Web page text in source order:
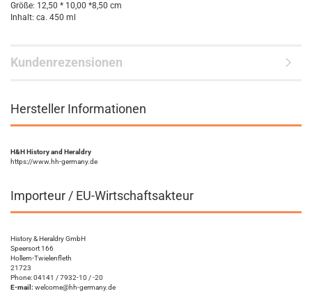
Größe: 12,50 * 10,00 *8,50 cm
Inhalt: ca. 450 ml
Kundenrezensionen
Hersteller Informationen
H&H History and Heraldry
https://www.hh-germany.de
Importeur / EU-Wirtschaftsakteur
History & Heraldry GmbH
Speersort 166
Hollern-Twielenfleth
21723
Phone: 04141 / 7932-10 / -20
E-mail: welcome@hh-germany.de